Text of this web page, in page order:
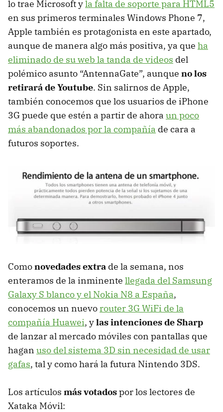
lo trae Microsoft yla falta de soporte para HTML5
en sus primeros terminales Windows Phone 7,
Apple también es protagonista en este apartado,
aunque de manera algo más positiva, ya que ha
eliminado de su web la tanda de videos del
polémico asunto “AntennaGate”, aunque no los
retirará de Youtube. Sin salirnos de Apple,
también conocemos que los usuarios de iPhone
3G puede que estén a partir de ahora un poco
más abandonados por la compañía de cara a
futuros soportes.
Comonovedades extra de la semana, nos
enteramos de la inminente llegada del Samsung
Galaxy S blanco y el Nokia N8 a España,
conocemos un nuevo router 3G WiFi de la
compañía Huawei, ylas intenciones de Sharp
de lanzar al mercado móviles con pantallas que
hagan uso del sistema 3D sin necesidad de usar
gafas, tal y como hará la futura Nintendo 3DS.
Los artículos más votadospor los lectores de
Xataka Móvil: